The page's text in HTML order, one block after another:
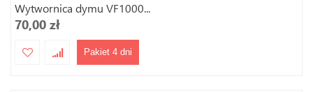
Wytwornica dymu VF1000...
70,00 zł
Pakiet 4 dni